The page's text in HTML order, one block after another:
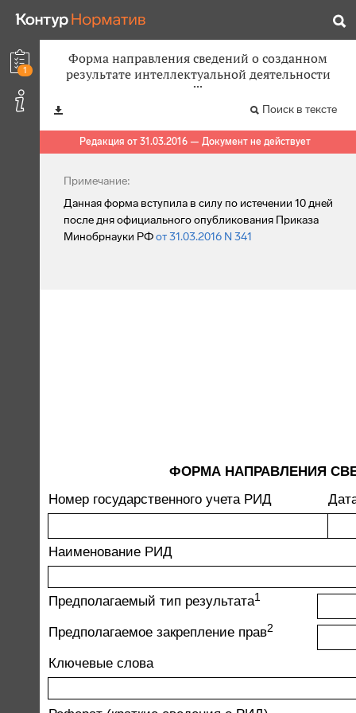
1
Форма направления сведений о созданном
результате интеллектуальной деятельности
Поиск в тексте
Редакция от 31.03.2016 — Документ не действует
Примечание:
Данная форма вступила в силу по истечении 10 дней
после дня официального опубликования Приказа
Минобрнауки РФот 31.03.2016 N 341
ФОРМА НАПРАВЛЕНИЯ
Номер государственного учета РИД
Наименование РИД
Предполагаемый тип результата1
Предполагаемое закрепление прав2
Ключевые слова